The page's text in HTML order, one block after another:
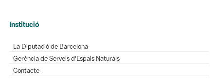
Institució
La Diputació de Barcelona
Gerència de Serveis d'Espais Naturals
Contacte